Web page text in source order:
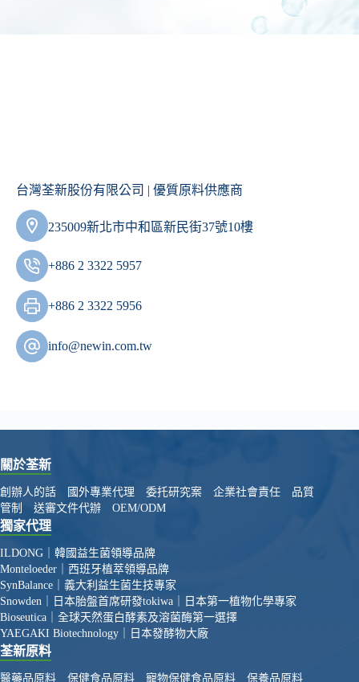
台灣荃新股份有限公司 | 優質原料供應商
235009新北市中和區新民街37號10樓
+886 2 3322 5957
+886 2 3322 5956
info@newin.com.tw
關於荃新
創辦人的話 國外專業代理 委托研究案 企業社會責任
品質
管制
送審文件代辦 OEM/ODM
獨家代理
ILDONG｜韓國益生菌領導品牌
Monteloeder｜西班牙植萃領導品牌
SynBalance｜義大利益生菌生技專家
Snowden｜日本胎盤首席研發tokiwa｜日本第一植物化學專家
Bioseutica｜全球天然蛋白酵素及溶菌酶第一選擇
YAEGAKI Biotechnology｜日本發酵物大廠
荃新原料
醫藥品原料 保健食品原料 寵物保健食品原料 保養品原料